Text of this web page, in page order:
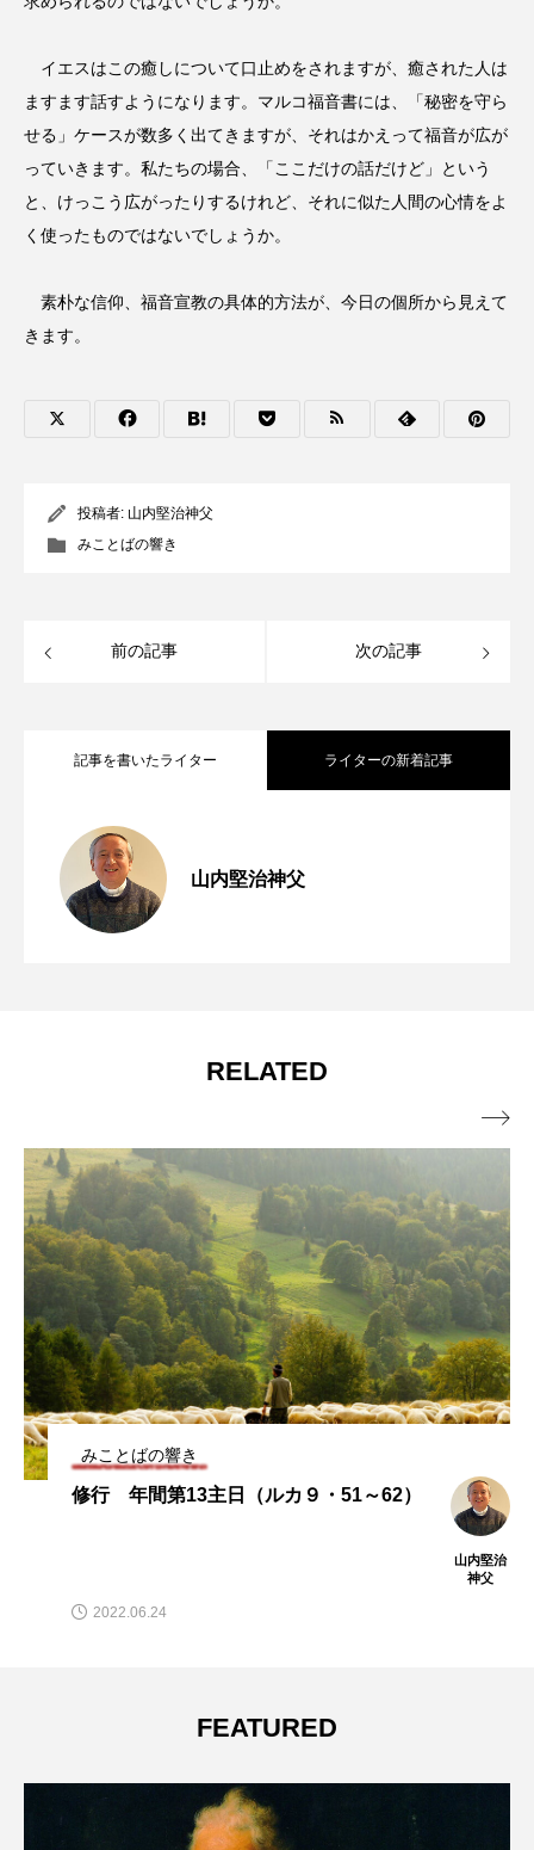
イエスはこの癒しについて口止めをされますが、癒された人は
ますます話すようになります。マルコ福音書には、「秘密を守ら
せる」ケースが数多く出てきますが、それはかえって福音が広が
っていきます。私たちの場合、「ここだけの話だけど」という
と、けっこう広がったりするけれど、それに似た人間の心情をよ
く使ったものではないでしょうか。
素朴な信仰、福音宣教の具体的方法が、今日の個所から見えて
きます。
投稿者: 山内堅治神父
みことばの響き
前の記事 次の記事
記事を書いたライター ライターの新着記事
山内堅治神父
2026.08.07
2026.08.06
RELATED
みことばの響き
修行 年間第13主日（ルカ９・51～62）
山内堅治
神父
2022.06.24

FEATURED